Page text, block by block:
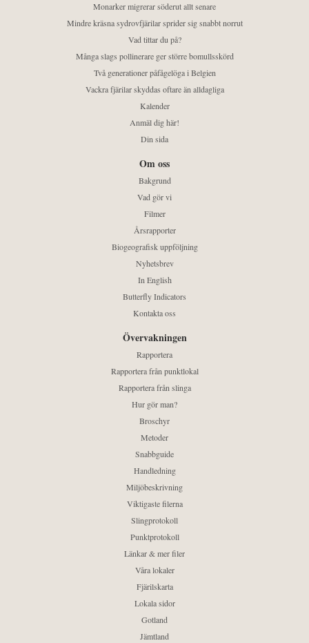
Monarker migrerar söderut allt senare
Mindre kräsna sydrovfjärilar sprider sig snabbt norrut
Vad tittar du på?
Många slags pollinerare ger större bomullsskörd
Två generationer påfågelöga i Belgien
Vackra fjärilar skyddas oftare än alldagliga
Kalender
Anmäl dig här!
Din sida
Om oss
Bakgrund
Vad gör vi
Filmer
Årsrapporter
Biogeografisk uppföljning
Nyhetsbrev
In English
Butterfly Indicators
Kontakta oss
Övervakningen
Rapportera
Rapportera från punktlokal
Rapportera från slinga
Hur gör man?
Broschyr
Metoder
Snabbguide
Handledning
Miljöbeskrivning
Viktigaste filerna
Slingprotokoll
Punktprotokoll
Länkar & mer filer
Våra lokaler
Fjärilskarta
Lokala sidor
Gotland
Jämtland